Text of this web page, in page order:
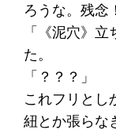
ろうな。残念
「《泥穴》
た。
「？？？」
これフリとし
紐とか張らな